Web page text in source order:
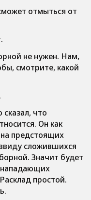
отмыться от
не нужен. Нам,
смотрите, какой
что
Он как
предстоящих
сложившихся
Значит будет
нападающих
простой.